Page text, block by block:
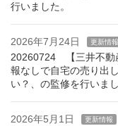
行いました。
2026年7月24日 更新情報
20260724 【三井不動
報なしで自宅の売り出
い？、の監修を行いまし
2026年5月1日 更新情報